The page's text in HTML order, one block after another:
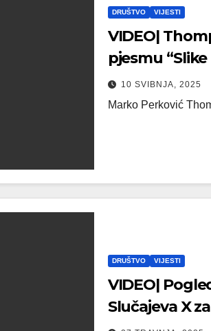
DRUŠTVO VIJESTI
VIDEO|
pjesmu
80. obljetnice
10 SVIBNJA, 2025
Marko Perković
DRUŠTVO VIJESTI
VIDEO|
Slučajeva X zabilježile u akciji s